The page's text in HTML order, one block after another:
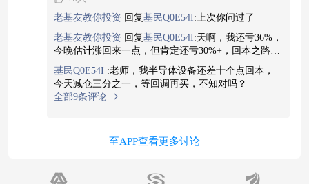
老基友教你投资 回复基民Q0E54I: 上次你问过了
老基友教你投资 回复基民Q0E54I:天啊，我还亏36%，
今晚估计涨回来一点，但肯定还亏30%+，回本之路漫
长。
基民Q0E54I :老师，我半导体设备还差十个点回本，
今天减仓三分之一，等回调再买，不知对吗？
全部9条评论
至APP查看更多讨论